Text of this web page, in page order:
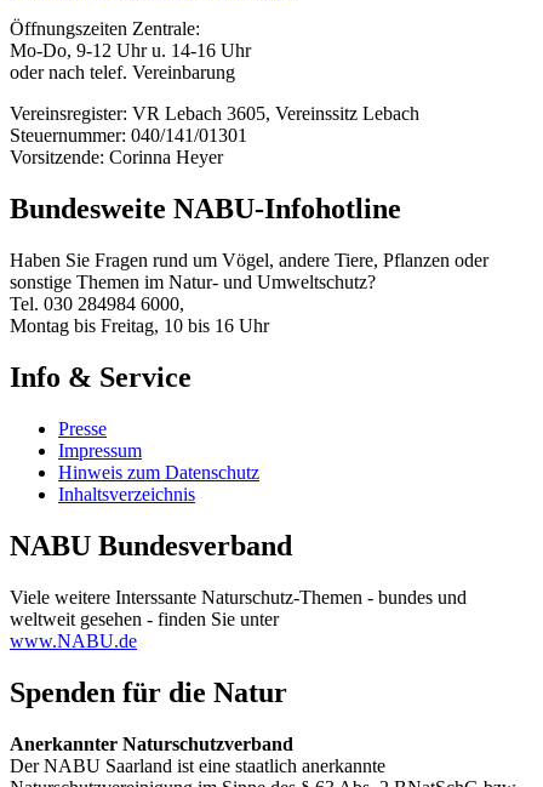
Öffnungszeiten Zentrale:
Mo-Do, 9-12 Uhr u. 14-16 Uhr
oder nach telef. Vereinbarung
Vereinsregister: VR Lebach 3605, Vereinssitz Lebach
Steuernummer: 040/141/01301
Vorsitzende: Corinna Heyer
Bundesweite NABU-Infohotline
Haben Sie Fragen rund um Vögel, andere Tiere, Pflanzen oder
sonstige Themen im Natur- und Umweltschutz?
Tel. 030 284984 6000,
Montag bis Freitag, 10 bis 16 Uhr
Info & Service
Presse
Impressum
Hinweis zum Datenschutz
Inhaltsverzeichnis
NABU Bundesverband
Viele weitere Interssante Naturschutz-Themen - bundes und
weltweit gesehen - finden Sie unter
www.NABU.de
Spenden für die Natur
Anerkannter Naturschutzverband
Der NABU Saarland ist eine staatlich anerkannte